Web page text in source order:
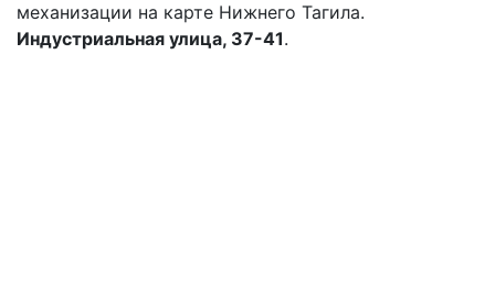
механизации на карте Нижнего Тагила.
Индустриальная улица, 37-41.